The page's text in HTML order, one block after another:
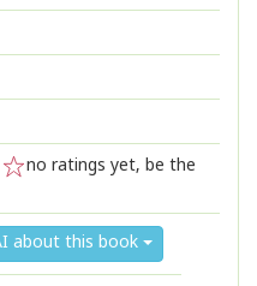
no ratings yet, be the
about this book